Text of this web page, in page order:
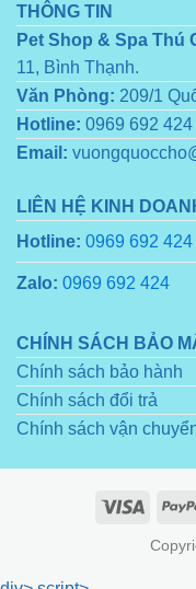
THÔNG TIN
Pet Shop & Spa Thú
11, Bình Thạnh.
Văn Phòng: 209/1
Hotline: 0969 692 424
Email:
LIÊN HỆ KINH
Hotline: 0969 692 424
Zalo: 0969 692 424
CHÍNH SÁCH BẢO
Chính sách bảo hành
Chính sách đổi trả
Chính sách vận